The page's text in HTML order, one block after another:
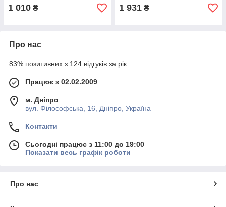
1 010 ₴ 1 931 ₴
Про нас
83% позитивних з 124 відгуків за рік
Працює з 02.02.2009
м. Дніпро
вул. Філософська, 16, Дніпро, Україна
Контакти
Сьогодні працює з 11:00 до 19:00
Показати весь графік роботи
Про нас